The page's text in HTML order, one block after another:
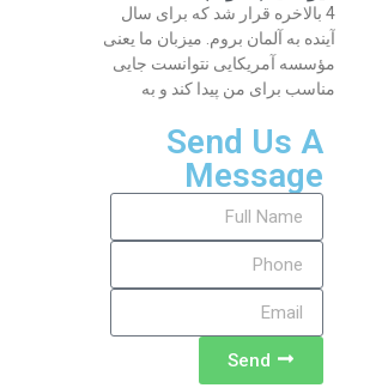
4 بالاخره قرار شد که برای سال
آینده به آلمان بروم. میزبان ما یعنی
مؤسسه آمریکایی نتوانست جایی
مناسب برای من پیدا کند و به
Send Us A
Message
Send